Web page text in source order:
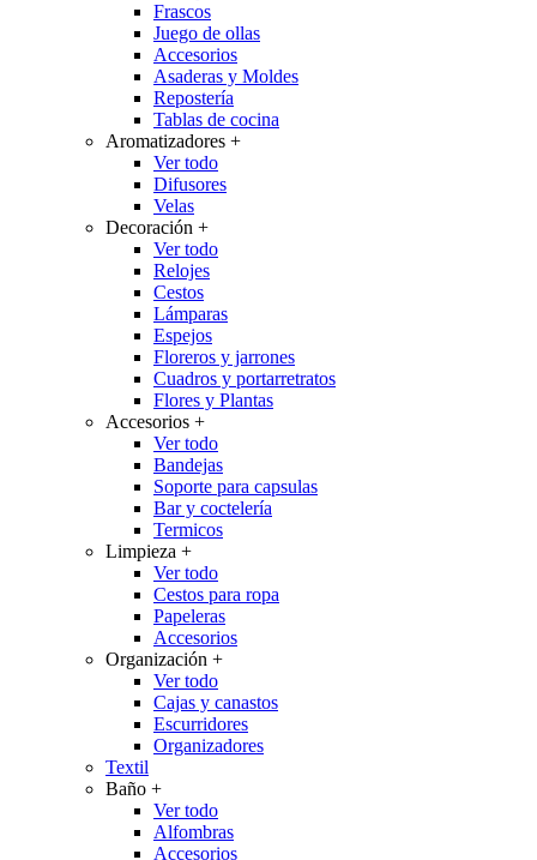
Frascos
Juego de ollas
Accesorios
Asaderas y Moldes
Repostería
Tablas de cocina
Aromatizadores +
Ver todo
Difusores
Velas
Decoración +
Ver todo
Relojes
Cestos
Lámparas
Espejos
Floreros y jarrones
Cuadros y portarretratos
Flores y Plantas
Accesorios +
Ver todo
Bandejas
Soporte para capsulas
Bar y coctelería
Termicos
Limpieza +
Ver todo
Cestos para ropa
Papeleras
Accesorios
Organización +
Ver todo
Cajas y canastos
Escurridores
Organizadores
Textil
Baño +
Ver todo
Alfombras
Accesorios